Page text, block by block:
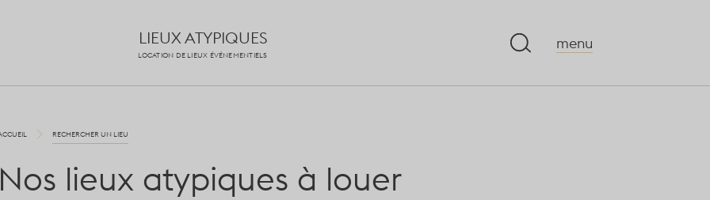
LIEUX ATYPIQUES
LOCATION DE LIEUX ÉVÉNEMENTIELS
menu
RECHERCHER UN LIEU
Nos lieux atypiques à louer